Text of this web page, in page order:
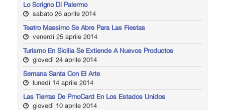
Lo Scrigno Di Palermo
sabato 26 aprile 2014
Teatro Massimo Se Abre Para Las Fiestas
venerdì 25 aprile 2014
Turismo En Sicilia Se Extiende A Nuevos Productos
giovedì 24 aprile 2014
Semana Santa Con El Arte
lunedì 14 aprile 2014
Las Tierras De PmoCard En Los Estados Unidos
giovedì 10 aprile 2014